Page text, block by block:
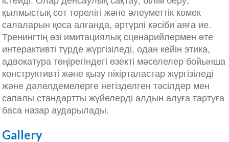
қылмыстық сот төрелігі және әлеуметтік көмек
салаларын қоса алғанда, әртүрлі кәсіби аяға ие.
Тренингтің өзі имитациялық сценарийлермен өте
интерактивті түрде жүргізіледі, одан кейін этика,
адвокатура төңірегіндегі өзекті мәселелер бойынша
конструктивті және қызу пікірталастар жүргізіледі
және дәлелдемелерге негізделген тәсілдер мен
сапалы стандартты жүйелерді алдын алуға тартуға
баса назар аударылады.
Gallery